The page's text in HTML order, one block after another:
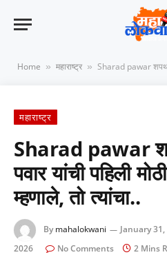
Home » महाराष्ट्र » Sharad pawar शपथविधीवर शरद
महाराष्ट्र
Sharad pawar
पवार यांची पहिली
म्हणाले, तो त्यांचा..
By mahalokwani January
2026
No Comments 2 Mins